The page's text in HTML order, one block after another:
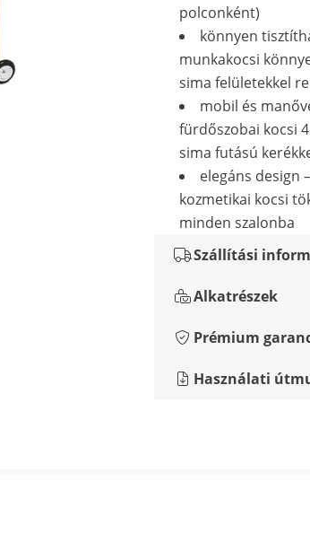
polconként)
könnyen
munkakocsi
sima felületekkel
mobil és
fürdőszobai kocsi
sima futású
elegáns design
kozmetikai kocsi
minden szalonba
Szállítási
Alkatrészek
Prémium
Használati